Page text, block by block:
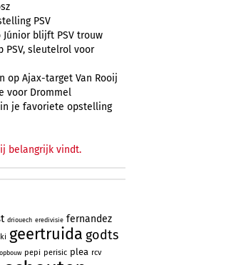
PSV
blijft PSV trouw
PSV, sleutelrol voor
op Ajax-target Van Rooij
voor Drommel
je favoriete opstelling
belangrijk vindt.
driouech eredivisie fernandez
geertruida godts
opbouw pepi perisic plea rcv